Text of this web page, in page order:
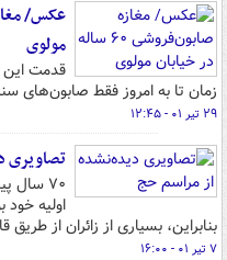
مولوی
زمان تا به امروز فقط
۲۹ تیر ۰۱ - ۱۲:۴۵
تصاویری
۷۰
اولیه خود
بنابراین، بسیاری از زائران از
۷ تیر ۰۱ - ۱۶:۰۰